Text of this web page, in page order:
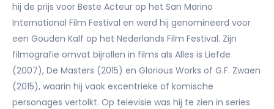
hij de prijs voor Beste Acteur op het San Marino
International Film Festival en werd hij genomineerd voor
een Gouden Kalf op het Nederlands Film Festival. Zijn
filmografie omvat bijrollen in films als Alles is Liefde
(2007), De Masters (2015) en Glorious Works of G.F. Zwaen
(2015), waarin hij vaak excentrieke of komische
personages vertolkt. Op televisie was hij te zien in series